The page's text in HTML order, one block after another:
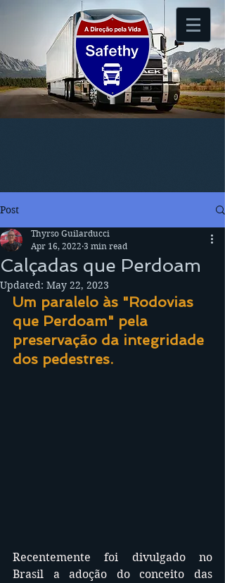
Post
Calçadas que Perdoam
Thyrso Guilarducci
Apr 16, 2022 3 min read
Updated: May 22, 2023
Um paralelo às "Rodovias
que Perdoam" pela
preservação da integridade
dos pedestres.
Recentemente foi divulgado no